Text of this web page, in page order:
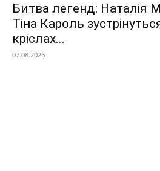
Битва легенд: Наталія
Тіна Кароль
кріслах...
07.08.2026